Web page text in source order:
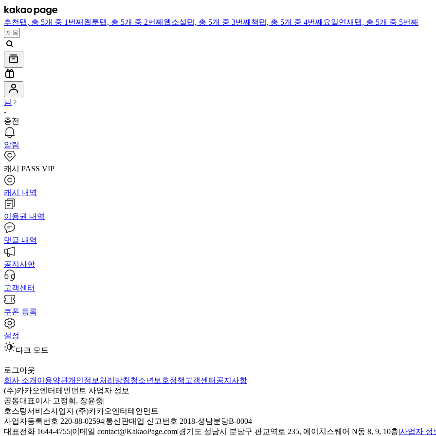
추천 탭, 총 5개 중 1번째 웹툰탭, 총 5개 중 2번째 웹소설탭, 총 5개 중 3번째 책탭, 총 5개 중 4번째 요일연재 탭, 총 5개 중 5번째
님
-
충전
알림
캐시 PASS VIP
캐시 내역
이용권 내역
댓글 내역
공지사항
고객센터
쿠폰 등록
설정
다크 모드
로그아웃
회사 소개 이용약관개인정보처리방침청소년보호정책 고객센터 공지사항
(주)카카오엔터테인먼트 사업자 정보
공동대표이사 고정희, 장윤중|
호스팅서비스사업자 (주)카카오엔터테인먼트
사업자등록번호 220-88-02594|통신판매업 신고번호 2018-성남분당B-0004
대표전화 1644-4755|이메일 contact@KakaoPage.com|경기도 성남시 분당구 판교역로 235, 에이치스퀘어 N동 8, 9, 10층|사업자 정